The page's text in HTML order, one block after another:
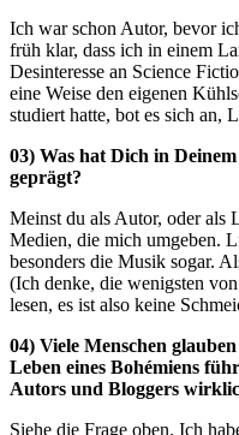
Ich war schon Autor, bevor
früh klar, dass ich in einem
Desinteresse an Science
eine Weise den eigenen
studiert hatte, bot es sich an,
03) Was hat Dich in
geprägt?
Meinst du als Autor, oder als
Medien, die mich umgeben.
besonders die Musik sogar.
(Ich denke, die wenigsten
lesen, es ist also keine
04) Viele Menschen
Leben eines Bohémiens
Autors und Bloggers
Siehe die Frage oben. Ich